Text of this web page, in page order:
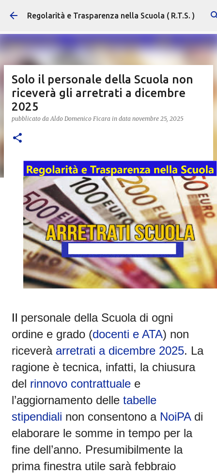
Passa ai contenuti principali
Regolarità e Trasparenza nella Scuola ( R.T.S. )
Solo il personale della Scuola non
riceverà gli arretrati a dicembre
2025
pubblicato daAldo Domenico Ficara in data novembre 25, 2025
Il personale della Scuola di ogni
ordine e grado (docenti e ATA) non
riceverà arretrati a dicembre 2025. La
ragione è tecnica, infatti, la chiusura
del rinnovo contrattuale e
l’aggiornamento delle tabelle
stipendiali non consentono a NoiPAdi
elaborare le somme in tempo per la
fine dell’anno. Presumibilmente la
prima finestra utile sarà febbraio